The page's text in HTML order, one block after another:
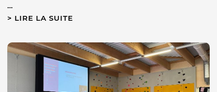
…
LIRE LA SUITE